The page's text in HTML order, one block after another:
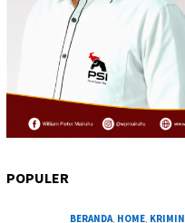
POPULER
BERANDA, HOME,